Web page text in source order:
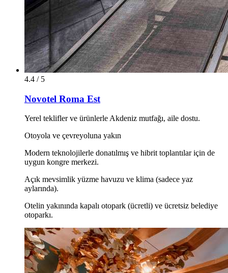
4.4 / 5
Novotel Roma Est
Yerel teklifler ve ürünlerle Akdeniz mutfağı, aile dostu.
Otoyola ve çevreyoluna yakın
Modern teknolojilerle donatılmış ve hibrit toplantılar için de
uygun kongre merkezi.
Açık mevsimlik yüzme havuzu ve klima (sadece yaz
aylarında).
Otelin yakınında kapalı otopark (ücretli) ve ücretsiz belediye
otoparkı.